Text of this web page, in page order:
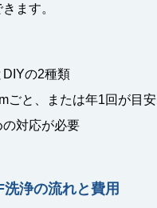
ます。
DIYの2種類
ごと、または年1回が目安
の対応が必要
浄の流れと費用